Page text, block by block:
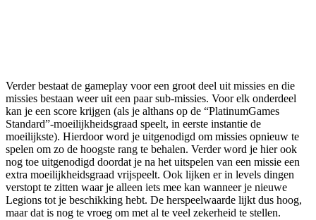
Verder bestaat de gameplay voor een groot deel uit missies en die
missies bestaan weer uit een paar sub-missies. Voor elk onderdeel
kan je een score krijgen (als je althans op de “PlatinumGames
Standard”-moeilijkheidsgraad speelt, in eerste instantie de
moeilijkste). Hierdoor word je uitgenodigd om missies opnieuw te
spelen om zo de hoogste rang te behalen. Verder word je hier ook
nog toe uitgenodigd doordat je na het uitspelen van een missie een
extra moeilijkheidsgraad vrijspeelt. Ook lijken er in levels dingen
verstopt te zitten waar je alleen iets mee kan wanneer je nieuwe
Legions tot je beschikking hebt. De herspeelwaarde lijkt dus hoog,
maar dat is nog te vroeg om met al te veel zekerheid te stellen.